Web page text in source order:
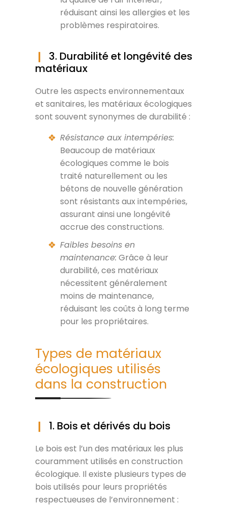
réduisant ainsi les allergies et les
problèmes respiratoires.
3. Durabilité et longévité des
matériaux
Outre les aspects environnementaux
et sanitaires, les matériaux écologiques
sont souvent synonymes de durabilité :
Résistance aux intempéries:
Beaucoup de matériaux
écologiques comme le bois
traité naturellement ou les
bétons de nouvelle génération
sont résistants aux intempéries,
assurant ainsi une longévité
accrue des constructions.
Faibles besoins en
maintenance: Grâce à leur
durabilité, ces matériaux
nécessitent généralement
moins de maintenance,
réduisant les coûts à long terme
pour les propriétaires.
Types de matériaux
écologiques utilisés
dans la construction
1. Bois et dérivés du bois
Le bois est l’un des matériaux les plus
couramment utilisés en construction
écologique. Il existe plusieurs types de
bois utilisés pour leurs propriétés
respectueuses de l’environnement :